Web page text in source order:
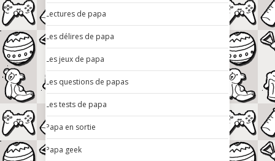
Lectures de papa
Les délires de papa
Les jeux de papa
Les questions de papas
Les tests de papa
Papa en sortie
Papa geek